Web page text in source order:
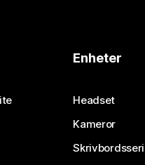
Enheter
Headset
Kameror